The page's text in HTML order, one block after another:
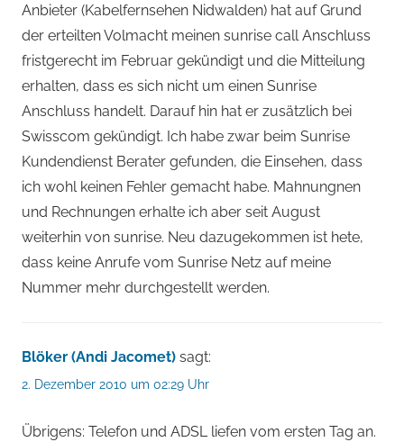
Anbieter (Kabelfernsehen Nidwalden) hat auf Grund
der erteilten Volmacht meinen sunrise call Anschluss
fristgerecht im Februar gekündigt und die Mitteilung
erhalten, dass es sich nicht um einen Sunrise
Anschluss handelt. Darauf hin hat er zusätzlich bei
Swisscom gekündigt. Ich habe zwar beim Sunrise
Kundendienst Berater gefunden, die Einsehen, dass
ich wohl keinen Fehler gemacht habe. Mahnungnen
und Rechnungen erhalte ich aber seit August
weiterhin von sunrise. Neu dazugekommen ist hete,
dass keine Anrufe vom Sunrise Netz auf meine
Nummer mehr durchgestellt werden.
Blöker (Andi Jacomet) sagt:
2. Dezember 2010 um 02:29 Uhr
Übrigens: Telefon und ADSL liefen vom ersten Tag an.